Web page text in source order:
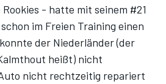
- hatte mit seinem #21
im Freien Training einen
der Niederländer (der
heißt) nicht
nicht rechtzeitig repariert